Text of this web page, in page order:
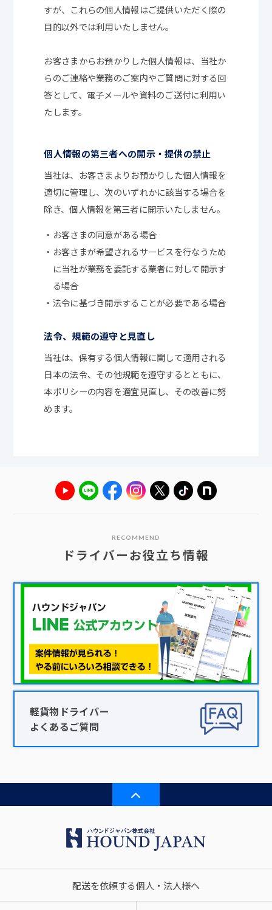
すが、これらの個人情報はご提供いただく際の
目的以外では利用いたしません。
お客さまからお預かりした個人情報は、当社か
らのご連絡や業務のご案内やご質問に対する回
答として、電子メールや資料のご送付に利用い
たします。
個人情報の第三者への開示・提供の禁止
当社は、お客さまよりお預かりした個人情報を
適切に管理し、次のいずれかに該当する場合を
除き、個人情報を第三者に開示いたしません。
・お客さまの同意がある場合
・お客さまが希望されるサービスを行なうため
に当社が業務を委託する業者に対して開示す
る場合
・法令に基づき開示することが必要である場合
法令、規範の遵守と見直し
当社は、保有する個人情報に関して適用される
日本の法令、その他規範を遵守するとともに、
本ポリシーの内容を適宜見直し、その改善に努
めます。
RECOMMEND
ドライバーお役立ち情報
軽貨物ドライバー
よくあるご質問
配送を依頼する個人・法人様へ